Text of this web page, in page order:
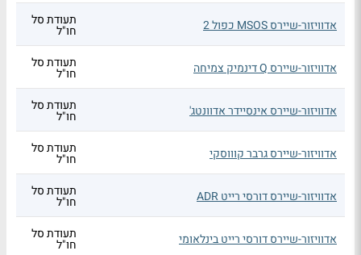
אדוויזור-שיירס MSOS כפול 2 תעודת סל
חו"ל
אדוויזור-שיירס Q דינמיק צמיחה תעודת סל
חו"ל
אדוויזור-שיירס אינסיידר אדוונטג' תעודת סל
חו"ל
אדוויזור-שיירס גרבר קוווסקי תעודת סל
חו"ל
אדוויזור-שיירס דורסי רייט ADR תעודת סל
חו"ל
אדוויזור-שיירס דורסי רייט בינלאומי תעודת סל
חו"ל